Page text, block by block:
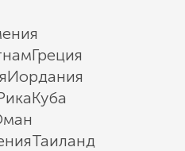
Греция
Иордания
Куба
Таиланд